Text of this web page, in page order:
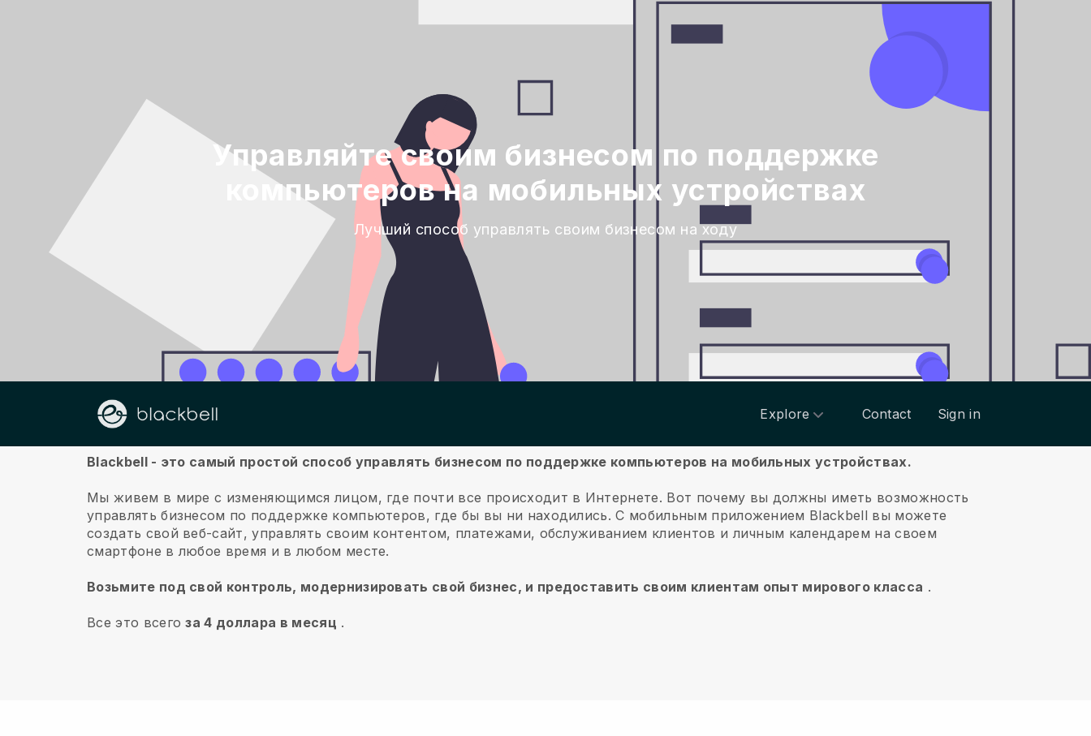
Управляйте своим бизнесом по поддержке
компьютеров на мобильных устройствах
Лучший способ управлять своим бизнесом на ходу
Explore Contact Sign in
О нас
Blackbell - это самый простой способ управлять бизнесом по поддержке компьютеров на мобильных устройствах.
Мы живем в мире с изменяющимся лицом, где почти все происходит в Интернете. Вот почему вы должны иметь возможность
управлять бизнесом по поддержке компьютеров, где бы вы ни находились. С мобильным приложением Blackbell вы можете
создать свой веб-сайт, управлять своим контентом, платежами, обслуживанием клиентов и личным календарем на своем
смартфоне в любое время и в любом месте.
Возьмите под свой контроль, модернизировать свой бизнес, и предоставить своим клиентам опыт мирового класса .
Все это всегоза 4 доллара в месяц .